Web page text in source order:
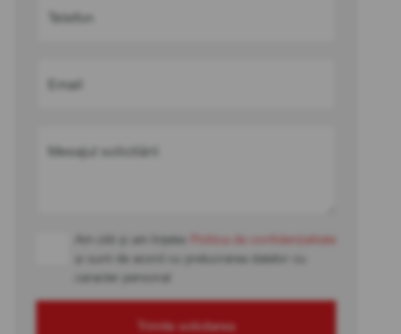
Telefon
Email
Mesajul solicitării
Am citit și am înțeles
Politica de confidențialitate
și sunt de acord cu prelucrarea datelor cu
caracter personal
Trimite solicitarea